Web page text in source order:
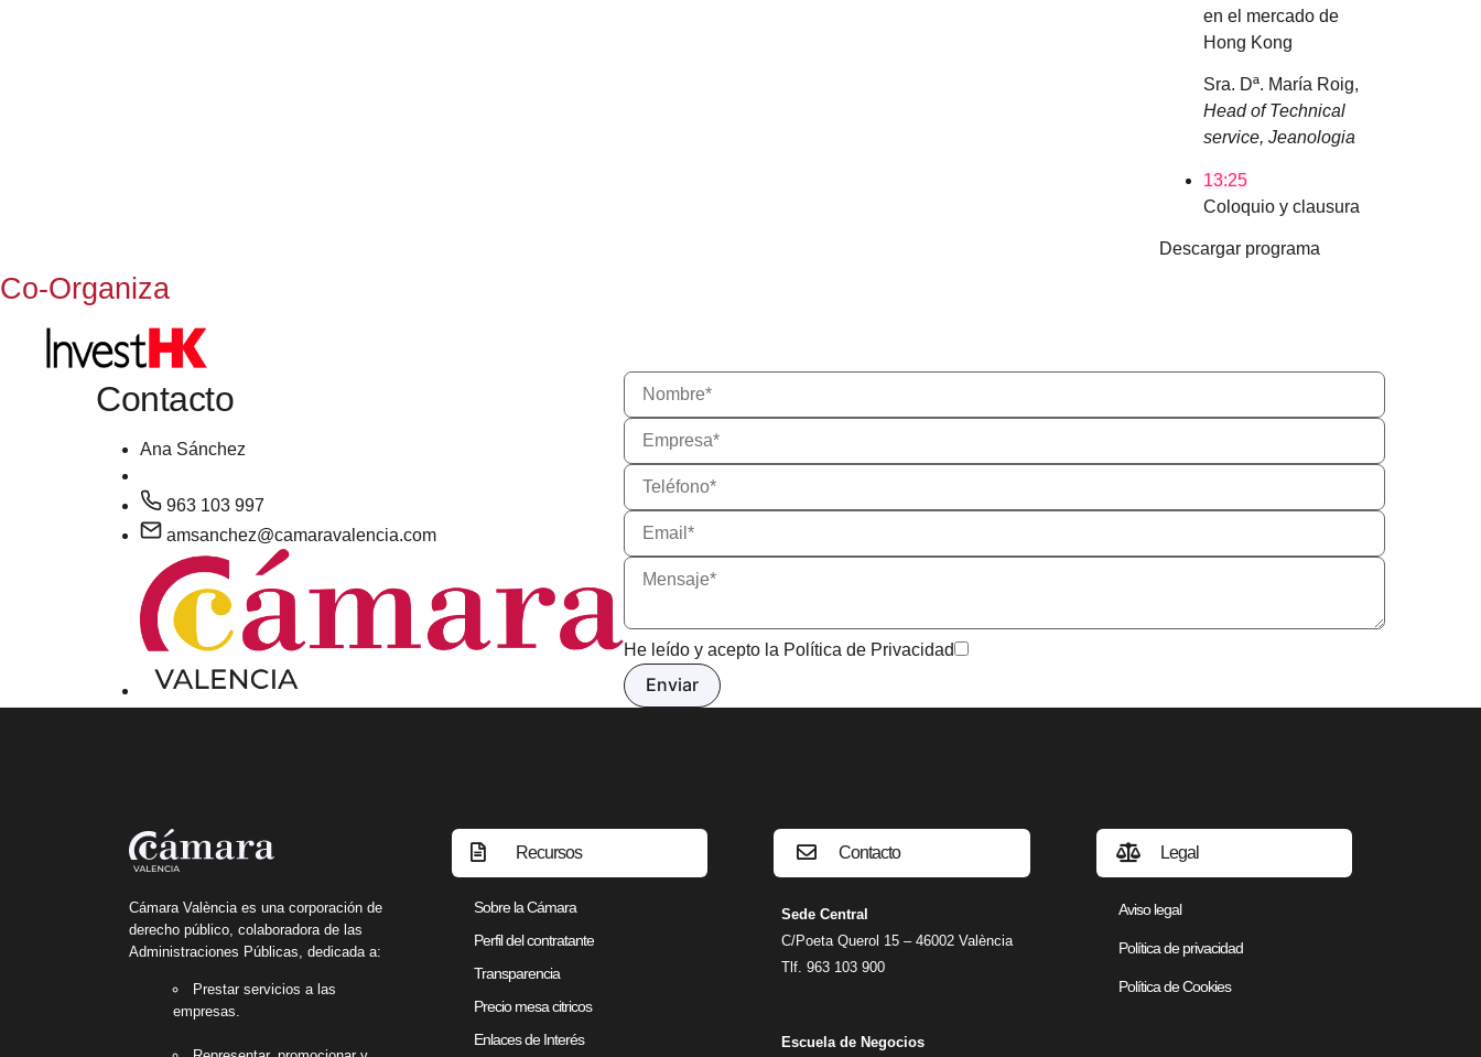
en el mercado de
Hong Kong
Sra. Dª. María Roig,
Head of Technical
service, Jeanologia
13:25
Coloquio y clausura
Descargar programa
Co-Organiza
Contacto
Ana Sánchez
963 103 997
amsanchez@camaravalencia.com
He leído y acepto la Política de Privacidad
Cámara València es una corporación de
derecho público, colaboradora de las
Administraciones Públicas, dedicada a:
Prestar servicios a las
empresas.
Recursos
Sobre la Cámara
Perfil del contratante
Transparencia
Precio mesa citricos
Enlaces de Interés
Contacto
Sede Central
C/Poeta Querol 15 – 46002 València
Tlf. 963 103 900
Escuela de Negocios
Legal
Aviso legal
Política de privacidad
Política de Cookies